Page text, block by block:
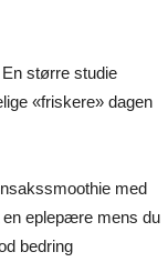
større studie
«friskere» dagen
med
eplepære mens du
bedring